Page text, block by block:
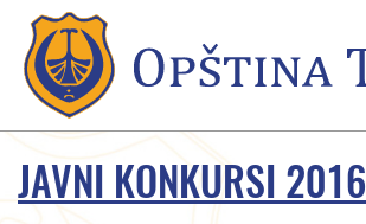
JAVNI KONKURSI 2016